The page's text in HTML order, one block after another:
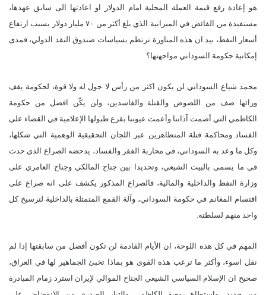
هو إعادة رفع قيمة العملة المحلية امام الدولار او اعادتها الى سابق عهدها،
مستفيدة من الفائض في الميزانية الذي بلغ أكثر من ٧٠ مليار دولار بسبب ارتفاع
أسعار النفط، بيد ان هذه المناورة ترتطم بسياسات صندوق النقد الدولي، فمدى
إمكانية حكومة السوداني مواجهتها؟
محمد شياع السوداني لن يكون اكثر من رأس لا حول له ولا قوة، لحكومة يقف
ورائها صف من اللصوص والقتلة والفاسدين، ولن يكٌن افضل من حكومة
الكاظمي التي أصمت آذاننا وأعمت عيوننا بقرع طبولها الإعلامية في القضاء على
الفساد ومحاكمة قتلة المتظاهرين عبر اللجان التحقيقية الوهمية التي شكلها،
وكل ما وعد به السوداني، في محاربة الفقر والفساد، يدحضه الصراع الذي حدث
في ما يسمى بالبيت الشيعي، وتحديدا بين جناح المالكي وجناح العامري على
وزارة النفط والداخلية والمالية، فالصراع المذكور يكشف على انه صراع على
اقتسام المغانم في حكومة السوداني، وآلة القمع المتمثلة بالداخلية لترسيخ كل
واحد منهم لسلطته.
المهم في كل هذه اللوحة، ان الأيام القادمة لن تكون أفضل من سابقتها إذا لم
نقل اسوء، وأكثر ما ترعب هذه القوى هو بماذا تخبئ الجماهير لها في العراق،
صحيح ان الإسلام السياسي الشيعي الجناح الموالي لإيران استرد زمام المبادرة